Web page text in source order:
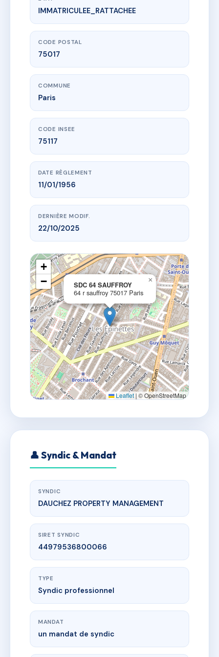
www.vme.plus/AC7601578
SDC 64 SAUFFROY
64 r sauffroy
IMMATRICULEE_RATTACHEE
CODE POSTAL
75017
COMMUNE
Paris
CODE INSEE
75117
DATE RÈGLEMENT
11/01/1956
DERNIÈRE MODIF.
22/10/2025
SDC 64 SAUFFROY
64 r sauffroy 75017 Paris
×
+
−
Leaflet | © OpenStreetMap
👤 Syndic & Mandat
SYNDIC
DAUCHEZ PROPERTY MANAGEMENT
SIRET SYNDIC
44979536800066
TYPE
Syndic professionnel
MANDAT
un mandat de syndic